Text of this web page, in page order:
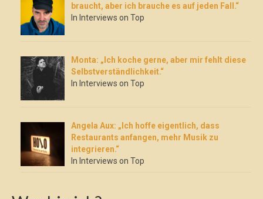
braucht, aber ich brauche es auf jeden Fall.“
In Interviews on Top
Monta: „Ich koche gerne, aber mir fehlt diese
Selbstverständlichkeit.“
In Interviews on Top
Angela Aux: „Ich hoffe eigentlich, dass
Restaurants anfangen, mehr Musik zu
integrieren.“
In Interviews on Top